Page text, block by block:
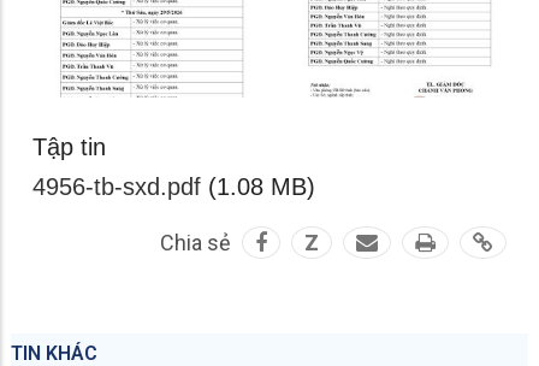
Tập tin
4956-tb-sxd.pdf (1.08 MB)
Chia sẻ Z
TIN KHÁC